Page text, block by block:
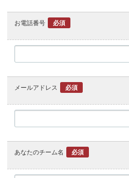
お電話番号 必須
メールアドレス 必須
あなたのチーム名 必須